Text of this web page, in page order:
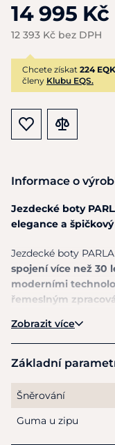
14 995 Kč
12 393 Kč bez DPH
Chcete získat 224 EQK
členy Klubu EQS.
Informace o
Jezdecké boty
elegance a
Jezdecké boty
spojení více než 30
moderními
řemeslným
kompromisů v
po celém světě.
kůže, která vyniká
poskytuje příjemný
Zobrazit více
Základní
Šněrování
Guma u zipu